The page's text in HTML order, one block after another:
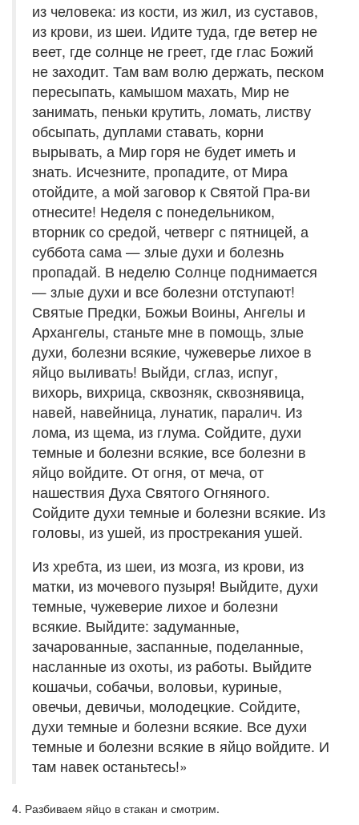
из человека: из кости, из жил, из суставов,
из крови, из шеи. Идите туда, где ветер не
веет, где солнце не греет, где глас Божий
не заходит. Там вам волю держать, песком
пересыпать, камышом махать, Мир не
занимать, пеньки крутить, ломать, листву
обсыпать, дуплами ставать, корни
вырывать, а Мир горя не будет иметь и
знать. Исчезните, пропадите, от Мира
отойдите, а мой заговор к Святой Пра-ви
отнесите! Неделя с понедельником,
вторник со средой, четверг с пятницей, а
суббота сама — злые духи и болезнь
пропадай. В неделю Солнце поднимается
— злые духи и все болезни отступают!
Святые Предки, Божьи Воины, Ангелы и
Архангелы, станьте мне в помощь, злые
духи, болезни всякие, чужеверье лихое в
яйцо выливать! Выйди, сглаз, испуг,
вихорь, вихрица, сквозняк, сквознявица,
навей, навейница, лунатик, паралич. Из
лома, из щема, из глума. Сойдите, духи
темные и болезни всякие, все болезни в
яйцо войдите. От огня, от меча, от
нашествия Духа Святого Огняного.
Сойдите духи темные и болезни всякие. Из
головы, из ушей, из прострекания ушей.
Из хребта, из шеи, из мозга, из крови, из
матки, из мочевого пузыря! Выйдите, духи
темные, чужеверие лихое и болезни
всякие. Выйдите: задуманные,
зачарованные, заспанные, поделанные,
насланные из охоты, из работы. Выйдите
кошачьи, собачьи, воловьи, куриные,
овечьи, девичьи, молодецкие. Сойдите,
духи темные и болезни всякие. Все духи
темные и болезни всякие в яйцо войдите. И
там навек останьтесь!»
4. Разбиваем яйцо в стакан и смотрим.